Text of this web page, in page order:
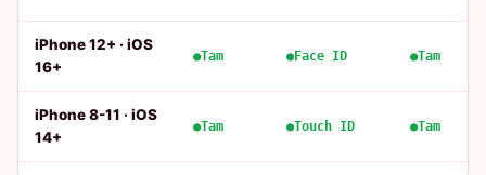
iPhone 12+ · iOS
16+
Tam Face ID Tam
iPhone 8-11 · iOS
14+
Tam Touch ID Tam